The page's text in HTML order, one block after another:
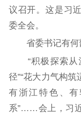
精品出版
议召开。这是习
委全会。
省委书记有何部
“积极探索从
径”“花大力气构
有浙江特色、
系”……会上，习